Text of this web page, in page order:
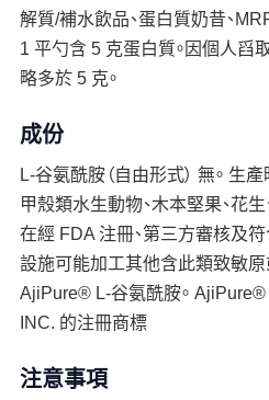
解質/補水飲品、蛋白質奶昔、
1 平勺含 5 克蛋白質。因個人舀
略多於 5 克。
成份
L-谷氨酰胺（自由形式） 無。 生
甲殼類水生動物、木本堅果、花生
在經 FDA 注冊、第三方審核及
設施可能加工其他含此類致敏原
AjiPure® L-谷氨酰胺。
INC. 的注冊商標
注意事項